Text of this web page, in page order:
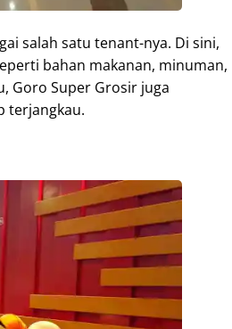
salah satu tenant-nya. Di sini,
bahan makanan, minuman,
Goro Super Grosir juga
terjangkau.